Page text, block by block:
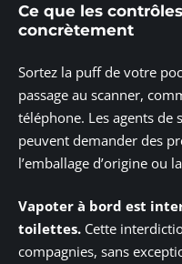
Ce que les
concrètement
Sortez la puff de votre
passage au scanner,
téléphone. Les agents de
peuvent demander des
l’emballage d’origine ou
Vapoter à bord est
toilettes. Cette
compagnies, sans